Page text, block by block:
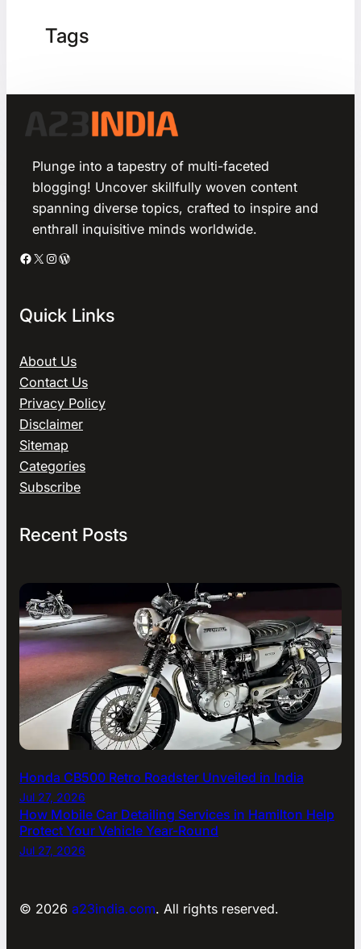
Tags
Plunge into a tapestry of multi-faceted
blogging! Uncover skillfully woven content
spanning diverse topics, crafted to inspire and
enthrall inquisitive minds worldwide.
Facebook X Instagram WordPress
Quick Links
About Us
Contact Us
Privacy Policy
Disclaimer
Sitemap
Categories
Subscribe
Recent Posts
Honda CB500 Retro Roadster Unveiled in India
Jul 27, 2026
How Mobile Car Detailing Services in Hamilton Help
Protect Your Vehicle Year-Round
Jul 27, 2026
© 2026 a23india.com. All rights reserved.